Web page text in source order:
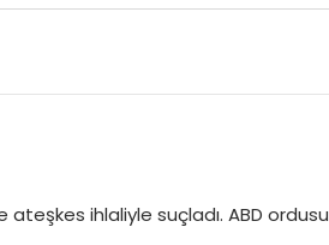
ateşkes ihlaliyle suçladı. ABD ordusu